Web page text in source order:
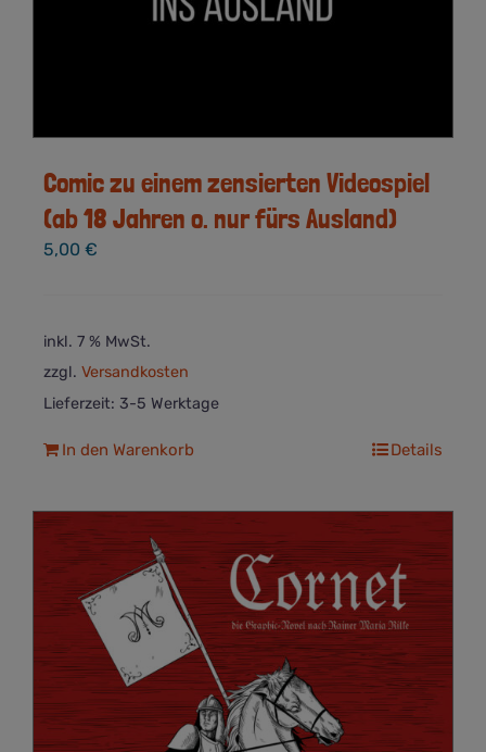
Comic zu einem zensierten Videospiel
(ab 18 Jahren o. nur fürs Ausland)
5,00 €
inkl. 7 % MwSt.
zzgl. Versandkosten
Lieferzeit: 3-5 Werktage
In den Warenkorb Details